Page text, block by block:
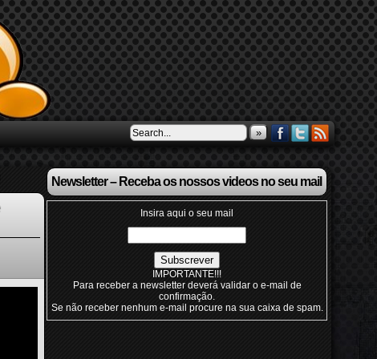
»
Newsletter – Receba os nossos videos no seu mail
Insira aqui o seu mail
IMPORTANTE!!!
Para receber a newsletter deverá validar o e-mail de
confirmação.
Se não receber nenhum e-mail procure na sua caixa de spam.